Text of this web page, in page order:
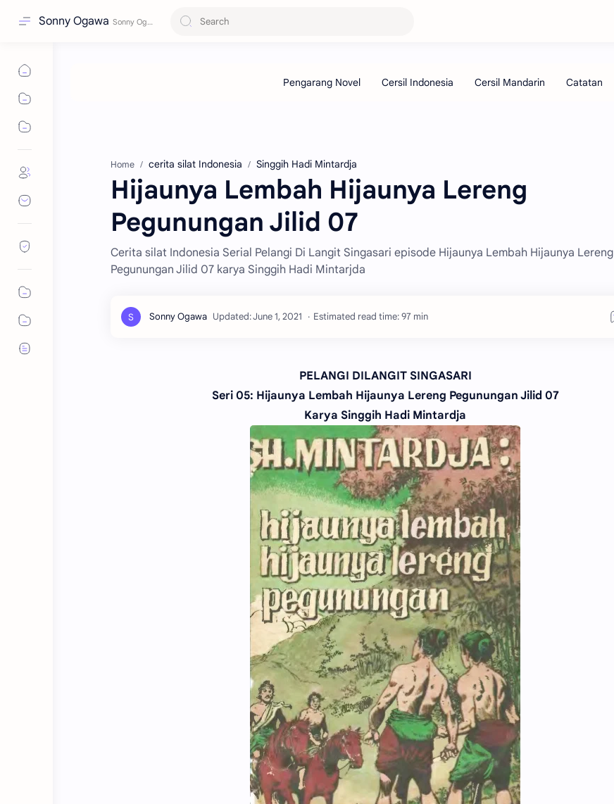
Sonny Ogawa
Home cerita silat Indonesia Singgih Hadi Mintardja
Hijaunya Lembah Hijaunya Lereng
Pegunungan Jilid 07
Cerita silat Indonesia Serial Pelangi Di Langit Singasari episode Hijaunya Lembah Hijaunya Lereng
Pegunungan Jilid 07 karya Singgih Hadi Mintarjda
Estimated read time: 97 min
PELANGI DILANGIT SINGASARI
Seri 05: Hijaunya Lembah Hijaunya Lereng Pegunungan Jilid 07
Karya Singgih Hadi Mintardja